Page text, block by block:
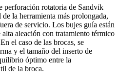
perforación rotatoria de Sandvik
la herramienta más prolongada,
de servicio. Los bujes guía están
alta aleación con tratamiento térmico
el caso de las brocas, se
y el tamaño del inserto de
óptimo entre la
de la broca.